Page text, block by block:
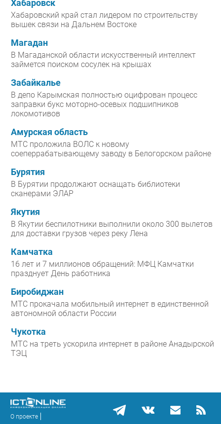
Хабаровск
Хабаровский край стал лидером по строительству
вышек связи на Дальнем Востоке
Магадан
В Магаданской области искусственный интеллект
займется поиском сосулек на крышах
Забайкалье
В депо Карымская полностью оцифрован процесс
заправки букс моторно-осевых подшипников
локомотивов
Амурская область
МТС проложила ВОЛС к новому
соеперрабатывающему заводу в Белогорском районе
Бурятия
В Бурятии продолжают оснащать библиотеки
сканерами ЭЛАР
Якутия
В Якутии беспилотники выполнили около 300 вылетов
для доставки грузов через реку Лена
Камчатка
16 лет и 7 миллионов обращений: МФЦ Камчатки
празднует День работника
Биробиджан
МТС прокачала мобильный интернет в единственной
автономной области России
Чукотка
МТС на треть ускорила интернет в районе Анадырской
ТЭЦ
О проекте